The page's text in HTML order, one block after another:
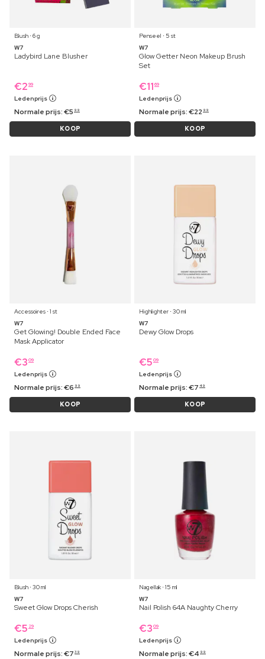
Blush ⋅ 6 g
W7
Ladybird Lane Blusher
€2 99
Ledenprijs
Normale prijs:€5 99
KOOP
Penseel ⋅ 5 st
W7
Glow Getter Neon Makeup Brush
Set
€11 69
Ledenprijs
Normale prijs:€22 99
KOOP
Accessoires ⋅ 1 st
W7
Get Glowing! Double Ended Face
Mask Applicator
€3 09
Ledenprijs
Normale prijs:€6 99
KOOP
Highlighter ⋅ 30 ml
W7
Dewy Glow Drops
€5 09
Ledenprijs
Normale prijs:€7 49
KOOP
Blush ⋅ 30 ml
W7
Sweet Glow Drops Cherish
€5 29
Ledenprijs
Normale prijs:€7 39
Nagellak ⋅ 15 ml
W7
Nail Polish 64A Naughty Cherry
€3 09
Ledenprijs
Normale prijs:€4 99